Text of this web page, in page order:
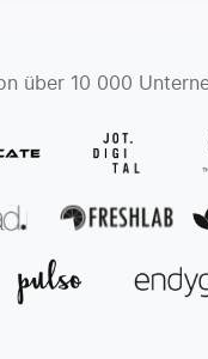
über 10 000